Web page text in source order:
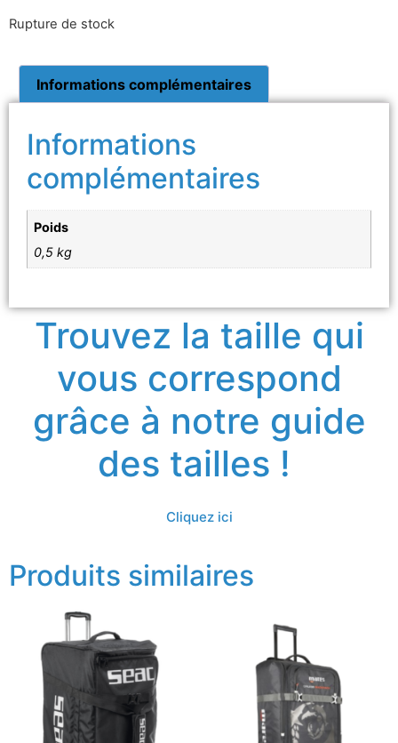
Rupture de stock
Informations complémentaires
Informations
complémentaires
Poids
0,5 kg
Trouvez la taille qui
vous correspond
grâce à notre guide
des tailles !
Cliquez ici
Produits similaires